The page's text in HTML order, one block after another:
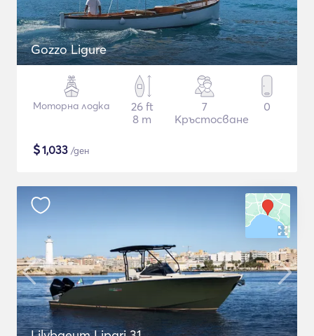
Gozzo Ligure
Моторна лодка
26 ft
8 m
7
Кръстосване
0
$1,033 /ден